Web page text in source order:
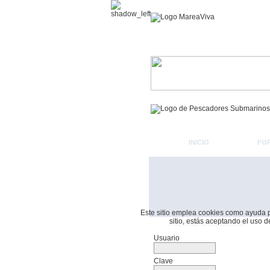
Este sitio emplea cookies como ayuda
sitio, estás aceptando el uso
INICIO
Formulario De Acceso
Usuario
Clave